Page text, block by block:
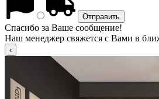
Спасибо за Ваше сообщение!
Наш менеджер свяжется с Вами в